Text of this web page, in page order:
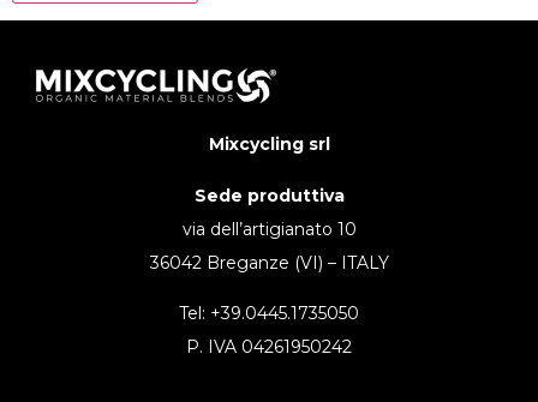
Mixcycling srl
Sede produttiva
via dell’artigianato 10
36042 Breganze (VI) – ITALY
Tel: +39.0445.1735050
P. IVA 04261950242